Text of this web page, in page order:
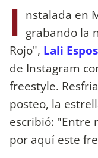
I nstalada en
grabando la
Rojo", Lali
de Instagram
freestyle.
posteo, la
escribió: "Entre
por aquí este